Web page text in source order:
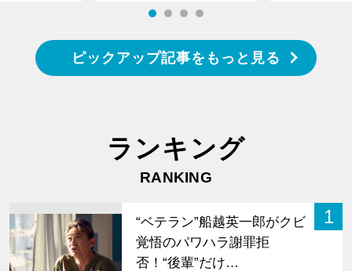
ピックアップ記事をもっと見る
ランキング
RANKING
1
“ベテラン”船越英一郎がクビ
覚悟のパワハラ謝罪拒
否！“後輩”だけ…